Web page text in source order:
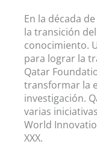
En la década
la transición
conocimiento.
para lograr la
Qatar
transformar la
investigación.
varias
World
XXX.